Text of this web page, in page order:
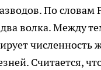
По
волка. Между
Считается,